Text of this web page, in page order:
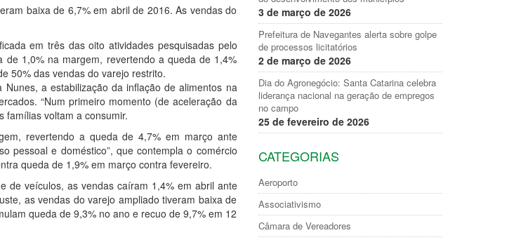
baixa de 6,7% em abril de 2016. As vendas do
em três das oito atividades pesquisadas pelo
1,0% na margem, revertendo a queda de 1,4%
50% das vendas do varejo restrito.
a estabilização da inflação de alimentos na
“Num primeiro momento (de aceleração da
famílias voltam a consumir.
revertendo a queda de 4,7% em março ante
pessoal e doméstico”, que contempla o comércio
queda de 1,9% em março contra fevereiro.
de veículos, as vendas caíram 1,4% em abril ante
as vendas do varejo ampliado tiveram baixa de
queda de 9,3% no ano e recuo de 9,7% em 12
3 de março de 2026
Prefeitura de Navegantes alerta sobre golpe
de processos licitatórios
2 de março de 2026
Dia do Agronegócio: Santa Catarina celebra
liderança nacional na geração de empregos
no campo
25 de fevereiro de 2026
CATEGORIAS
Aeroporto
Associativismo
Câmara de Vereadores